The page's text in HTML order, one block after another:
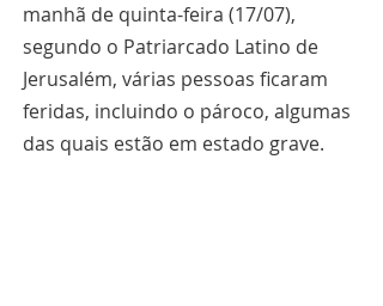
manhã de quinta-feira (17/07),
segundo o Patriarcado Latino de
Jerusalém, várias pessoas ficaram
feridas, incluindo o pároco, algumas
das quais estão em estado grave.